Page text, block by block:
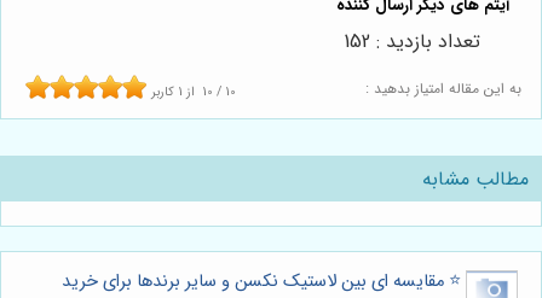
به این مقاله امتیاز بدهید : 10 / 10 از 1 کاربر
تعداد بازدید : 152
مطالب مشابه
⭐️ مقایسه ای بین لاستیک نکسن و سایر برندها برای خرید